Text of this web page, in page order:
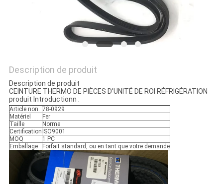
POLITIQUE
DE
CONFIDENTIALITÉ
Description de produit
Description de produit
CEINTURE THERMO DE PIÈCES D'UNITÉ DE ROI RÉFRIGÉRATION
produit Introductionn :
Article non. 78-0929
Matériel
Fer
Taille
Norme
Certification ISO9001
MOQ
1 PC
Emballage
Forfait standard, ou en tant que votre demande